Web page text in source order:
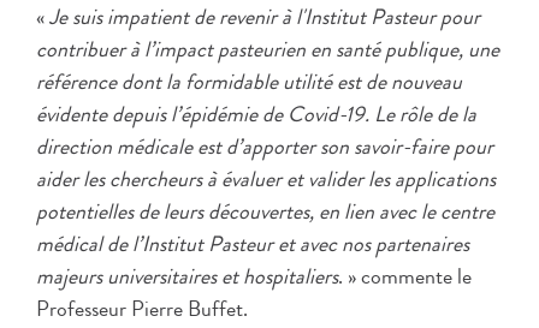
«Je suis impatient de revenir à l'Institut Pasteur pour
contribuer à l’impact pasteurien en santé publique, une
référence dont la formidable utilité est de nouveau
évidente depuis l’épidémie de Covid-19. Le rôle de la
direction médicale est d’apporter son savoir-faire pour
aider les chercheurs à évaluer et valider les applications
potentielles de leurs découvertes, en lien avec le centre
médical de l’Institut Pasteur et avec nos partenaires
majeurs universitaires et hospitaliers. » commente le
Professeur Pierre Buffet.